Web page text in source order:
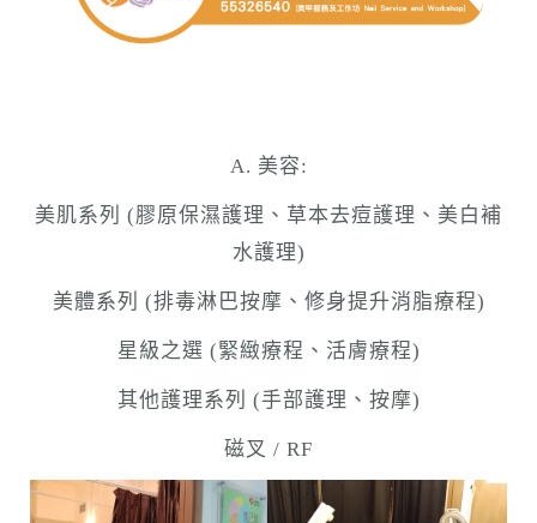
A. 美容:
美肌系列 (膠原保濕護理、草本去痘護理、美白補
水護理)
美體系列 (排毒淋巴按摩、修身提升消脂療程)
星級之選 (緊緻療程、活膚療程)
其他護理系列 (手部護理、按摩)
磁叉 / RF